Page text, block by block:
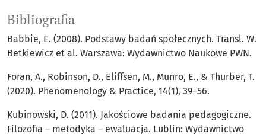
Bibliografia
Babbie, E. (2008). Podstawy badań społecznych. Transl. W.
Betkiewicz et al. Warszawa: Wydawnictwo Naukowe PWN.
Foran, A., Robinson, D., Eliffsen, M., Munro, E., & Thurber, T.
(2020). Phenomenology & Practice, 14(1), 39–56.
Kubinowski, D. (2011). Jakościowe badania pedagogiczne.
Filozofia – metodyka – ewaluacja. Lublin: Wydawnictwo